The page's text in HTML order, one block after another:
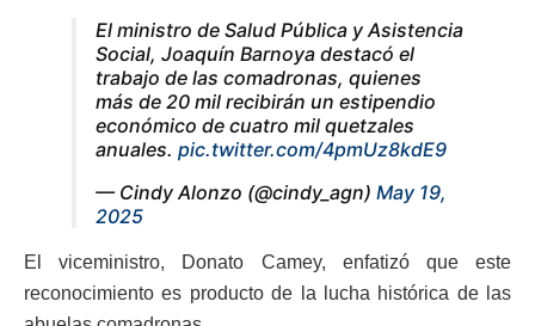
El ministro de Salud Pública y Asistencia
Social, Joaquín Barnoya destacó el
trabajo de las comadronas, quienes
más de 20 mil recibirán un estipendio
económico de cuatro mil quetzales
anuales. pic.twitter.com/4pmUz8kdE9
— Cindy Alonzo (@cindy_agn) May 19,
2025
El viceministro, Donato Camey, enfatizó que este
reconocimiento es producto de la lucha histórica de las